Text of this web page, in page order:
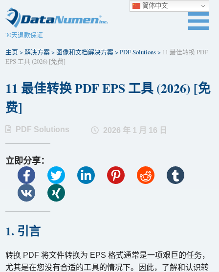
30天退款保证
主页 >解决方案> 图像和文档解决方案>PDF Solutions> 11 最佳转换 PDF
EPS 工具 (2026) [免费]
11 最佳转换 PDF EPS 工具 (2026) [免
费]
PDF Solutions 2026 年 1 月 16 日
立即分享：
1. 引言
转换 PDF 将文件转换为 EPS 格式通常是一项艰巨的任务，
尤其是在您没有合适的工具的情况下。因此，了解和认识转
简体中文